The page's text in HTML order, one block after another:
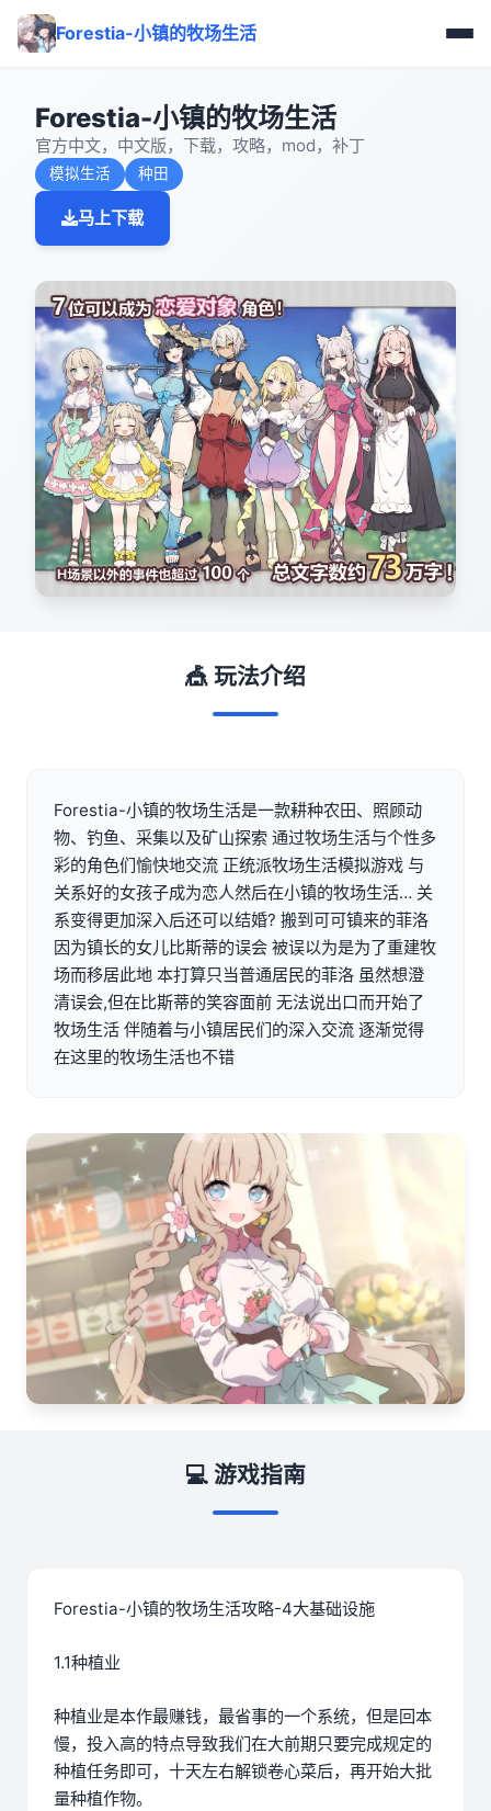
Forestia-小镇的牧场生活
Forestia-小镇的牧场生活
官方中文，中文版，下载，攻略，mod，补丁
模拟生活 种田
马上下载
🎪 玩法介绍
Forestia-小镇的牧场生活是一款耕种农田、照顾动
物、钓鱼、采集以及矿山探索 通过牧场生活与个性多
彩的角色们愉快地交流 正统派牧场生活模拟游戏 与
关系好的女孩子成为恋人然后在小镇的牧场生活… 关
系变得更加深入后还可以结婚? 搬到可可镇来的菲洛
因为镇长的女儿比斯蒂的误会 被误以为是为了重建牧
场而移居此地 本打算只当普通居民的菲洛 虽然想澄
清误会,但在比斯蒂的笑容面前 无法说出口而开始了
牧场生活 伴随着与小镇居民们的深入交流 逐渐觉得
在这里的牧场生活也不错
💻 游戏指南
Forestia-小镇的牧场生活攻略-4大基础设施
1.1种植业
种植业是本作最赚钱，最省事的一个系统，但是回本
慢，投入高的特点导致我们在大前期只要完成规定的
种植任务即可，十天左右解锁卷心菜后，再开始大批
量种植作物。